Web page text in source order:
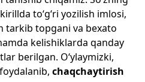
to‘g‘ri yozilish imlosi,
tarkib topgani va bexato
kelishiklarda qanday
berilgan. O‘ylaymizki,
chaqchaytirish